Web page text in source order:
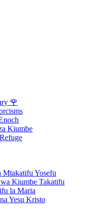
🌹
Kiumbe
Yosefu
Kiumbe Takatifu
la Maria
Yesu Kristo